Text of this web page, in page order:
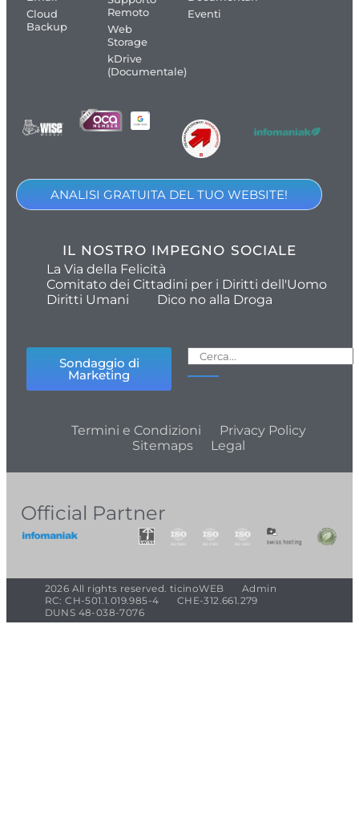
Cloud
Backup
Remoto
Web
Storage
kDrive
(Documentale)
Eventi
ANALISI GRATUITA DEL TUO WEBSITE!
IL NOSTRO IMPEGNO SOCIALE
La Via della Felicità
Comitato dei Cittadini per i Diritti dell'Uomo
Diritti Umani
Dico no alla Droga
Sondaggio di
Marketing
Termini e Condizioni
Privacy Policy
Sitemaps
Legal
Official Partner
2026 All rights reserved. ticinoWEB
Admin
RC: CH-501.1.019.985-4
CHE-312.661.279
DUNS 48-038-7076